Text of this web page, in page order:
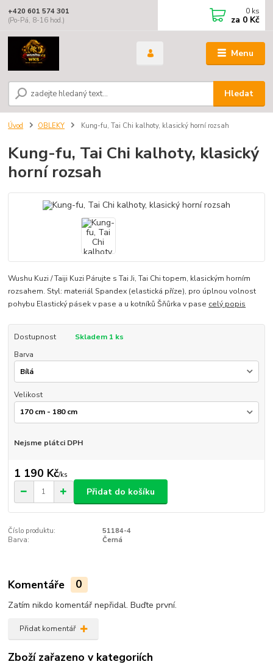
Menu
Hledat
+420 601 574 301
(Po-Pá, 8-16 hod.)
0 ks
za 0 Kč
Úvod OBLEKY Kung-fu, Tai Chi kalhoty, klasický horní rozsah
Kung-fu, Tai Chi kalhoty, klasický
horní rozsah
Wushu Kuzi / Taiji Kuzi Párujte s Tai Ji, Tai Chi topem, klasickým horním
rozsahem. Styl: materiál Spandex (elastická příze), pro úplnou volnost
pohybu Elastický pásek v pase a u kotníků Šňůrka v pase celý popis
Dostupnost
Skladem 1 ks
Barva
Velikost
Nejsme plátci DPH
1 190 Kč/ks
Přidat do košíku
Číslo produktu:
51184-4
Barva:
Černá
Komentáře 0
Zatím nikdo komentář nepřidal. Buďte první.
Přidat komentář
Zboží zařazeno v kategoriích